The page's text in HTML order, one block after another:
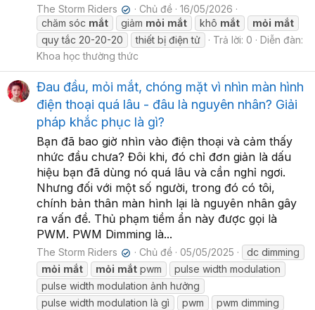
The Storm Riders ✔ Chủ đề
16/05/2026
chăm sóc mắt giảm mỏi mắt khô mắt mỏi mắt
quy tắc 20-20-20
thiết bị điện tử Trả lời: 0
Diễn đàn:
Khoa học thường thức
Đau đầu, mỏi mắt, chóng mặt vì nhìn màn hình
điện thoại quá lâu - đâu là nguyên nhân? Giải
pháp khắc phục là gì?
Bạn đã bao giờ nhìn vào điện thoại và cảm thấy
nhức đầu chưa? Đôi khi, đó chỉ đơn giản là dấu
hiệu bạn đã dùng nó quá lâu và cần nghỉ ngơi.
Nhưng đối với một số người, trong đó có tôi,
chính bản thân màn hình lại là nguyên nhân gây
ra vấn đề. Thủ phạm tiềm ẩn này được gọi là
PWM. PWM Dimming là...
The Storm Riders ✔ Chủ đề 05/05/2025
dc dimming
mỏi mắt mỏi mắt pwm
pulse width modulation
pulse width modulation ảnh hưởng
pulse width modulation là gì
pwm
pwm dimming